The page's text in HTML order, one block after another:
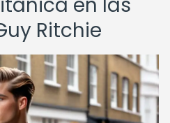
Ritchie